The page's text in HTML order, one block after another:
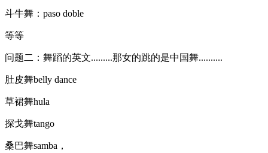
斗牛舞：paso doble
等等
问题二：舞蹈的英文.........那女的跳的是中国舞..........
肚皮舞belly dance
草裙舞hula
探戈舞tango
桑巴舞samba，